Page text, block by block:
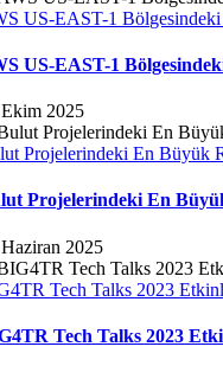
US-EAST-1
US-EAST-1
2025
Projelerindeki En Büyük
Projelerindeki En
2025
Tech Talks 2023
Tech Talks 2023